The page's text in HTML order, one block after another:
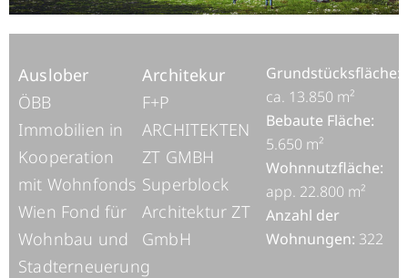
Auslober
ÖBB
Immobilien in
Kooperation
mit Wohnfonds
Wien Fond für
Wohnbau und
Stadterneuerung
Architekur
F+P
ARCHITEKTEN
ZT GMBH
Superblock
Architektur ZT
GmbH
Grundstücksfläche:
ca. 13.850 m²
Bebaute Fläche:
5.650 m²
Wohnnutzfläche:
app. 22.800 m²
Anzahl der
Wohnungen: 322